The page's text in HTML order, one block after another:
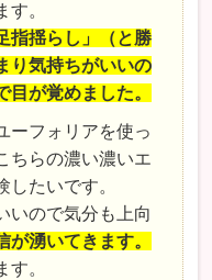
。
指揺らし」（と勝
り気持ちがいいの
が覚めました。
ーフォリアを使っ
ちらの濃い濃いエ
たいです。
いので気分も上向
が湧いてきます。
。